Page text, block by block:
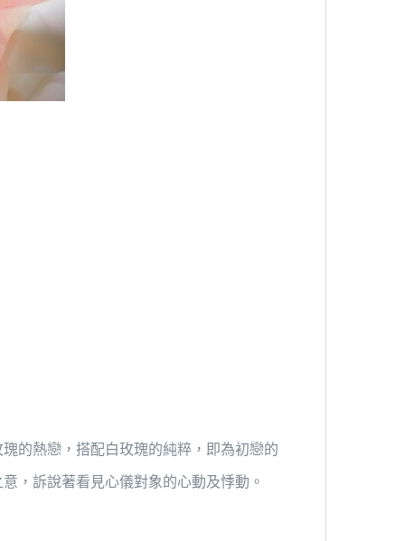
的熱戀，搭配白玫瑰的純粹，即為初戀的
，訴說著看見心儀對象的心動及悸動。